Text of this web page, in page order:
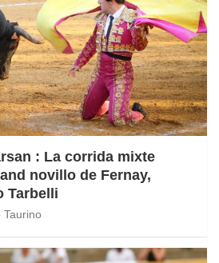
: La corrida mixte
novillo de Fernay,
Tarbelli
Taurino